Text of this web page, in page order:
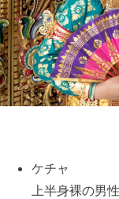
ケチャ
上半身裸の男